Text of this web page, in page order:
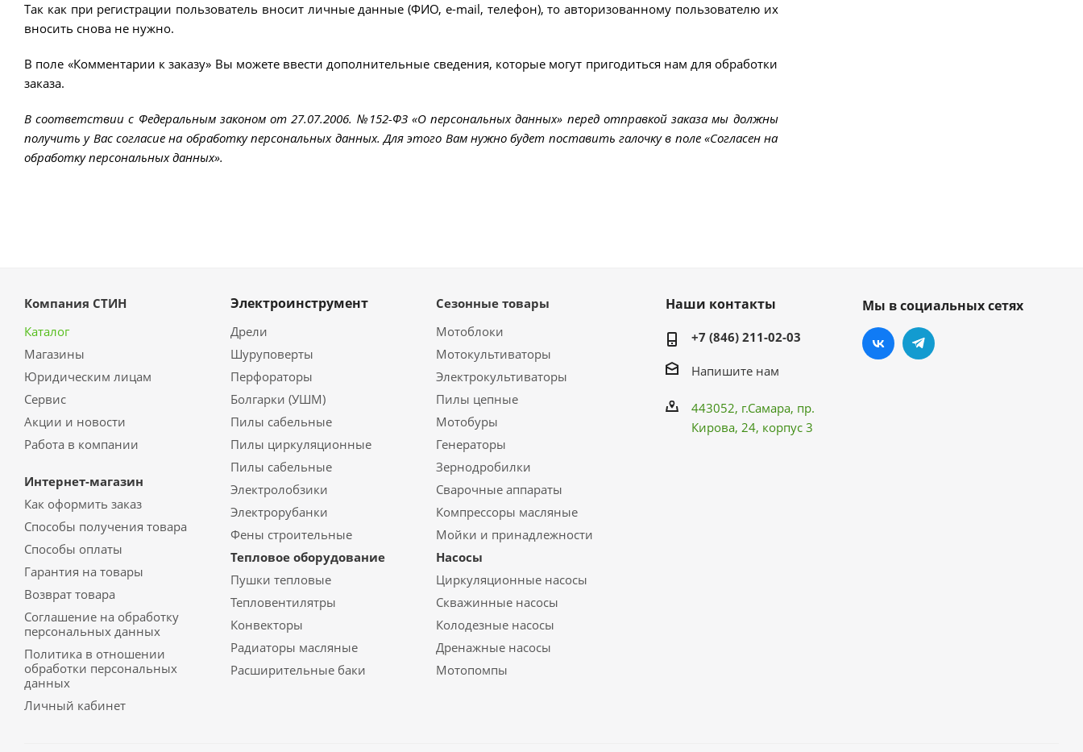
Так как при регистрации пользователь вносит личные данные (ФИО, e-mail, телефон), то авторизованному пользователю их
вносить снова не нужно.
В поле «Комментарии к заказу» Вы можете ввести дополнительные сведения, которые могут пригодиться нам для обработки
заказа.
В соответствии с Федеральным законом от 27.07.2006. №152-ФЗ «О персональных данных» перед отправкой заказа мы должны
получить у Вас согласие на обработку персональных данных. Для этого Вам нужно будет поставить галочку в поле «Согласен на
обработку персональных данных».
Компания СТИН
Каталог
Магазины
Юридическим лицам
Сервис
Акции и новости
Работа в компании
Интернет-магазин
Как оформить заказ
Способы получения товара
Способы оплаты
Гарантия на товары
Возврат товара
Соглашение на обработку
персональных данных
Политика в отношении
обработки персональных
данных
Личный кабинет
Электроинструмент
Дрели
Шуруповерты
Перфораторы
Болгарки (УШМ)
Пилы сабельные
Пилы циркуляционные
Пилы сабельные
Электролобзики
Электрорубанки
Фены строительные
Тепловое оборудование
Пушки тепловые
Тепловентилятры
Конвекторы
Радиаторы масляные
Расширительные баки
Сезонные товары
Мотоблоки
Мотокультиваторы
Электрокультиваторы
Пилы цепные
Мотобуры
Генераторы
Зернодробилки
Сварочные аппараты
Компрессоры масляные
Мойки и принадлежности
Насосы
Циркуляционные насосы
Скважинные насосы
Колодезные насосы
Дренажные насосы
Мотопомпы
Наши контакты
+7 (846) 211-02-03
Напишите нам
443052, г.Самара, пр.
Кирова, 24, корпус 3
Мы в социальных сетях